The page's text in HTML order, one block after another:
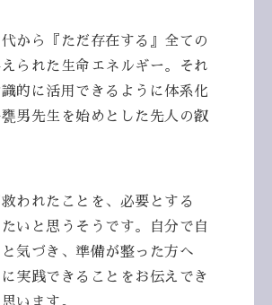
から『ただ存在する』全ての
られた生命エネルギー。それ
的に活用できるように体系化
男先生を始めとした先人の叡
われたことを、必要とする
いと思うそうです。自分で自
気づき、準備が整った方へ
実践できることをお伝えでき